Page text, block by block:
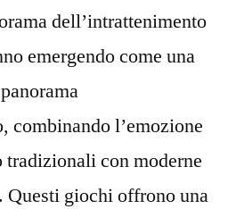
dell’intrattenimento
emergendo come una
combinando l’emozione
con moderne
giochi offrono una